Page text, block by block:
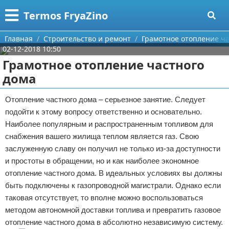
Termos FryaZino
Меню
Главная
Категории
Программирование
Дом и семья
Автомобили
Строительство и ремонт
Здоровье
Компьютеры
Личность
Поиск
О проекте
Контакты
Сотрудничество
Размещение рекламы
Для правообладателей
Условия предоставления информации
Главная Строительство и ремонт
Грамотное отопление
02-12-2018 10:50
Грамотное отопление частного
дома
Отопление частного дома – серьезное занятие. Следует
подойти к этому вопросу ответственно и основательно.
Наиболее популярным и распространенным топливом для
снабжения вашего жилища теплом является газ. Свою
заслуженную славу он получил не только из-за доступности
и простоты в обращении, но и как наиболее экономное
отопление частного дома. В идеальных условиях вы должны
быть подключены к газопроводной магистрали. Однако если
таковая отсутствует, то вполне можно воспользоваться
методом автономной доставки топлива и превратить газовое
отопление частного дома в абсолютно независимую систему.